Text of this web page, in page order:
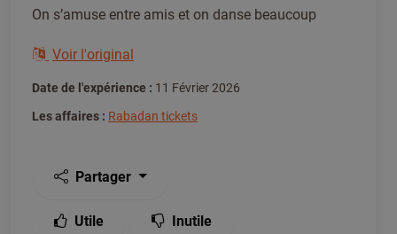
On s’amuse entre amis et on danse beaucoup
Voir l'original
Date de l'expérience : 11 Février 2026
Les affaires : Rabadan tickets
Partager
Utile Inutile